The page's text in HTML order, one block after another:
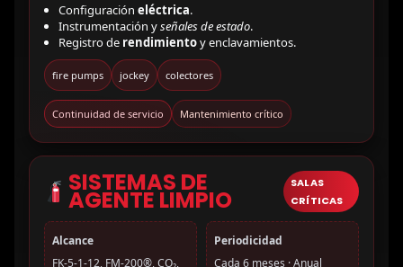
Configuración eléctrica.
Instrumentación yseñales de estado.
Registro de rendimientoy enclavamientos.
fire pumps jockey colectores
Continuidad de servicio Mantenimiento crítico
SISTEMAS DE
AGENTE LIMPIO
SALAS
CRÍTICAS
Alcance
FK-5-1-12, FM-200®, CO₂,
Periodicidad
Cada 6 meses · Anual